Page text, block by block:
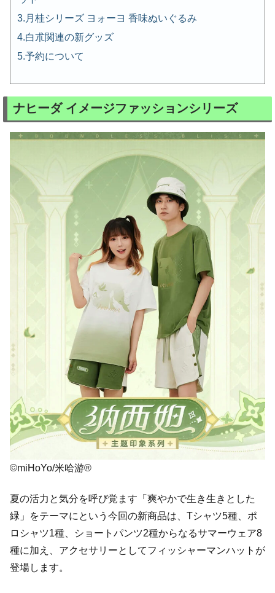
月桂シリーズ ヨォーヨ 香味ぬいぐるみ
白朮関連の新グッズ
予約について
ナヒーダ イメージファッションシリーズ
©miHoYo/米哈游®
夏の活力と気分を呼び覚ます「爽やかで生き生きとした
緑」をテーマにという今回の新商品は、Tシャツ5種、ポ
ロシャツ1種、ショートパンツ2種からなるサマーウェア8
種に加え、アクセサリーとしてフィッシャーマンハットが
登場します。